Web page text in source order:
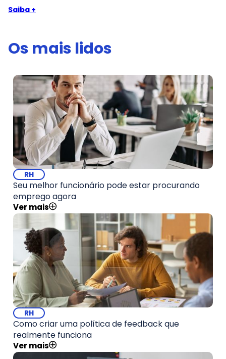
Saiba +
Os mais lidos
RH
Seu melhor funcionário pode estar procurando
emprego agora
Ver mais
RH
Como criar uma política de feedback que
realmente funciona
Ver mais